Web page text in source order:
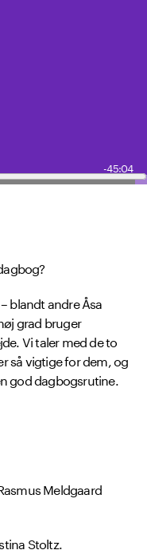
-45:04
blandt andre Åsa
grad bruger
Vi taler med de to
så vigtige for dem, og
god dagbogsrutine.
Meldgaard
Stoltz.